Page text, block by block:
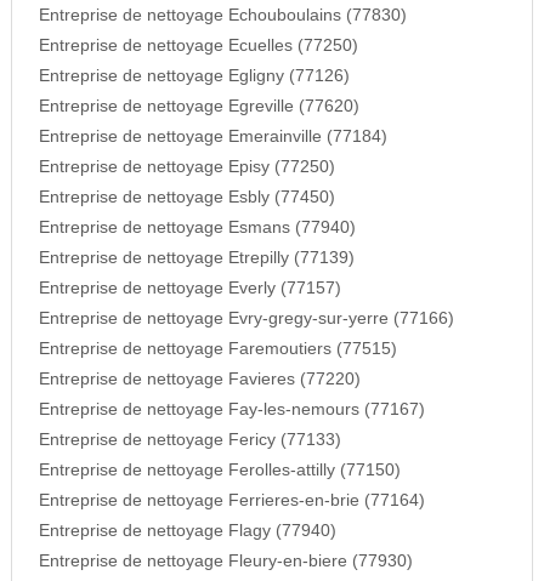
Entreprise de nettoyage Echouboulains (77830)
Entreprise de nettoyage Ecuelles (77250)
Entreprise de nettoyage Egligny (77126)
Entreprise de nettoyage Egreville (77620)
Entreprise de nettoyage Emerainville (77184)
Entreprise de nettoyage Episy (77250)
Entreprise de nettoyage Esbly (77450)
Entreprise de nettoyage Esmans (77940)
Entreprise de nettoyage Etrepilly (77139)
Entreprise de nettoyage Everly (77157)
Entreprise de nettoyage Evry-gregy-sur-yerre (77166)
Entreprise de nettoyage Faremoutiers (77515)
Entreprise de nettoyage Favieres (77220)
Entreprise de nettoyage Fay-les-nemours (77167)
Entreprise de nettoyage Fericy (77133)
Entreprise de nettoyage Ferolles-attilly (77150)
Entreprise de nettoyage Ferrieres-en-brie (77164)
Entreprise de nettoyage Flagy (77940)
Entreprise de nettoyage Fleury-en-biere (77930)